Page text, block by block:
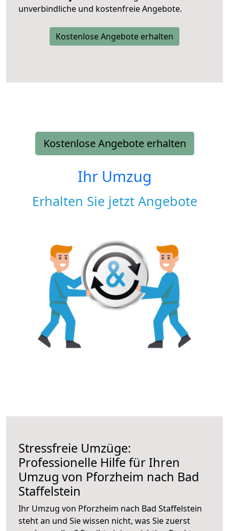
unverbindliche und kostenfreie Angebote.
Kostenlose Angebote erhalten
Kostenlose Angebote erhalten
Ihr Umzug
Erhalten Sie jetzt Angebote
Stressfreie Umzüge:
Professionelle Hilfe für Ihren
Umzug von Pforzheim nach Bad
Staffelstein
Ihr Umzug von Pforzheim nach Bad Staffelstein
steht an und Sie wissen nicht, was Sie zuerst